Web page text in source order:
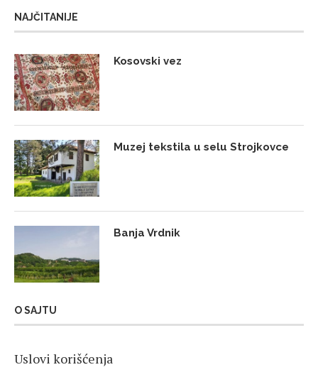
NAJČITANIJE
Kosovski vez
Muzej tekstila u selu Strojkovce
Banja Vrdnik
O SAJTU
Uslovi korišćenja